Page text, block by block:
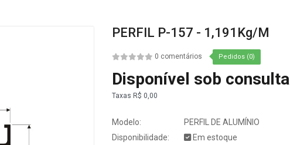
PERFIL P-157 - 1,191Kg/m
0 comentários Pedidos (0)
Disponível sob consulta
Taxas R$ 0,00
Modelo:
PERFIL DE ALUMÍNIO
Disponibilidade:
Em estoque